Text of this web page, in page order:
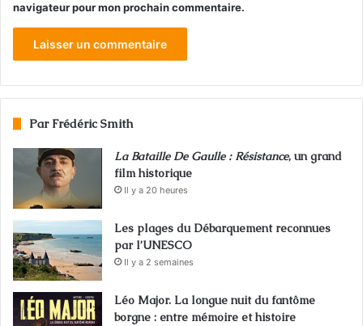
navigateur pour mon prochain commentaire.
Par Frédéric Smith
La Bataille De Gaulle : Résistance, un grand
film historique
Il y a 20 heures
Les plages du Débarquement reconnues
par l’UNESCO
Il y a 2 semaines
Léo Major. La longue nuit du fantôme
borgne : entre mémoire et histoire